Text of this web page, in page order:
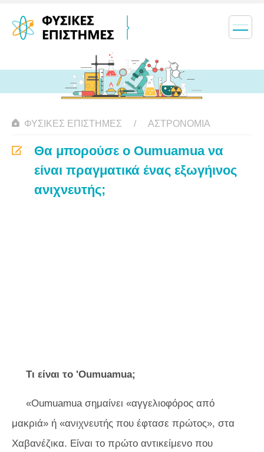
ΦΥΣΙΚΈΣ ΕΠΙΣΤΉΜΕΣ ΑΣΤΡΟΝΟΜΊΑ
Θα μπορούσε ο Oumuamua να
είναι πραγματικά ένας εξωγήινος
ανιχνευτής;
Τι είναι το 'Oumuamua;
«Oumuamua σημαίνει «αγγελιοφόρος από
μακριά» ή «ανιχνευτής που έφτασε πρώτος», στα
Χαβανέζικα. Είναι το πρώτο αντικείμενο που